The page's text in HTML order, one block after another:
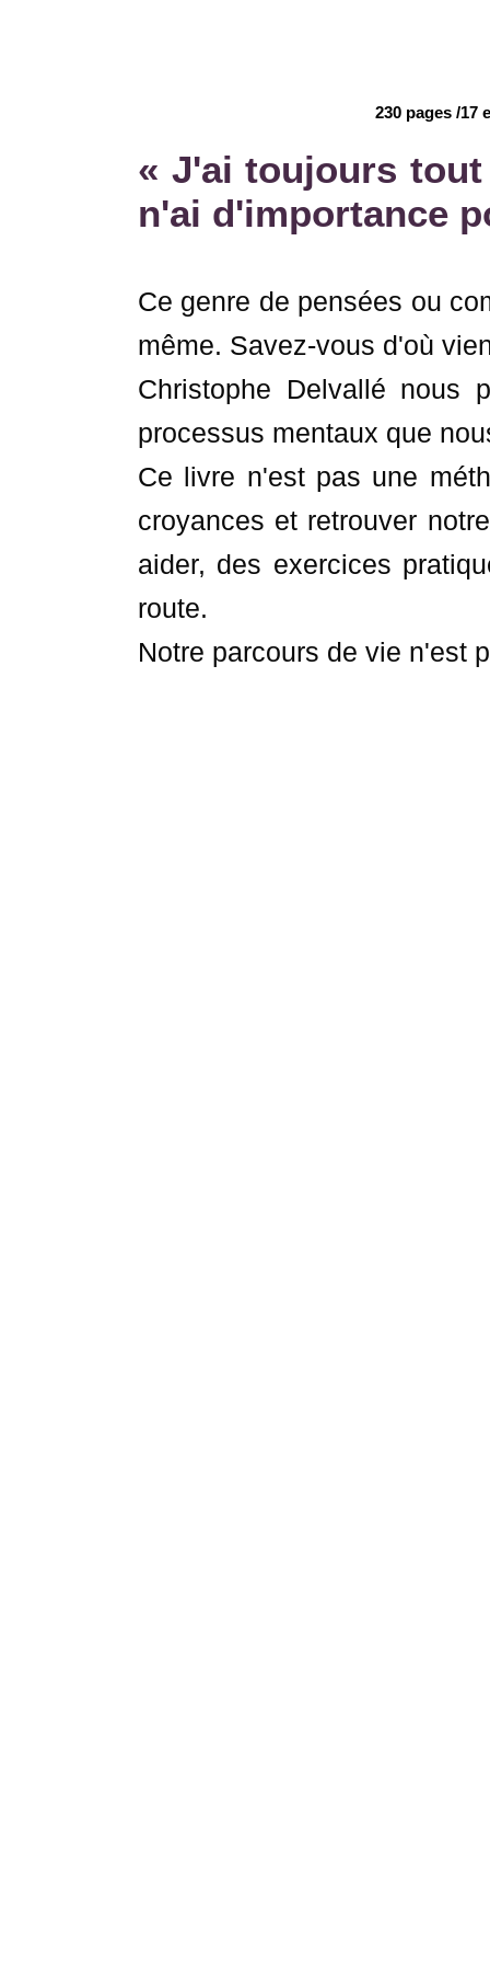
« J'ai toujours
n'ai d'importance
Ce genre de pensées ou
même. Savez-vous d'où
Christophe Delvallé nous
processus mentaux que
Ce livre n'est pas une
croyances et retrouver
aider, des exercices
route.
Notre parcours de vie n'est
230 pages /17